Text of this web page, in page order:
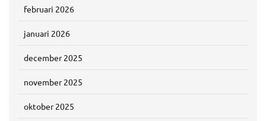
februari 2026
januari 2026
december 2025
november 2025
oktober 2025